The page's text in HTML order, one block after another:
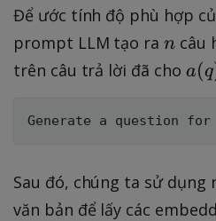
Để ước tính độ phù hợp
prompt LLM tạo ran
ncâu
trên câu trả lời đã cho a
q
a(q
Sau đó, chúng ta sử dụng
văn bản để lấy các